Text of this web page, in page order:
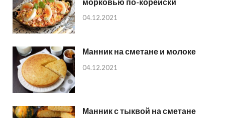
04.12.2021
Манник на сметане и молоке
04.12.2021
Манник с тыквой на сметане